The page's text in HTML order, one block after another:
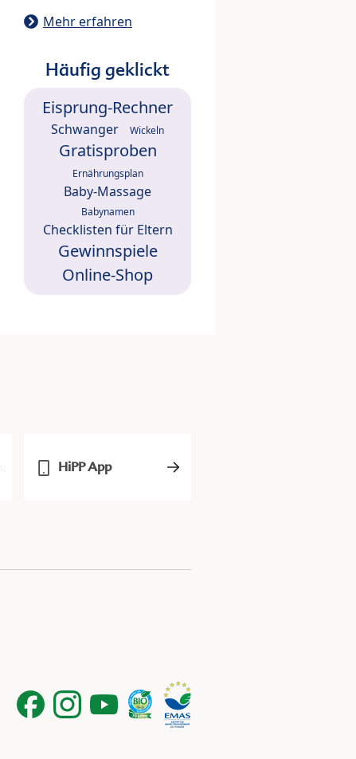
Mehr erfahren
Häufig geklickt
Eisprung-Rechner
Schwanger Wickeln
Gratisproben
Ernährungsplan
Baby-Massage
Babynamen
Checklisten für Eltern
Gewinnspiele
Online-Shop
HiPP App